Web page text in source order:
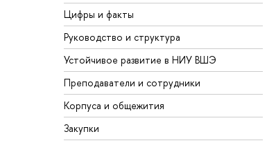
Цифры и факты
Руководство и структура
Устойчивое развитие в НИУ ВШЭ
Преподаватели и сотрудники
Корпуса и общежития
Закупки